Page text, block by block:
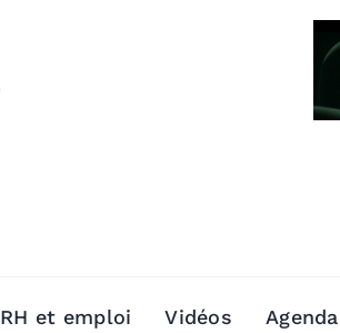
RH et emploi Vidéos Agenda